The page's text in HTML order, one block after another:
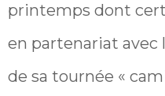
printemps dont
en partenariat avec
de sa tournée «